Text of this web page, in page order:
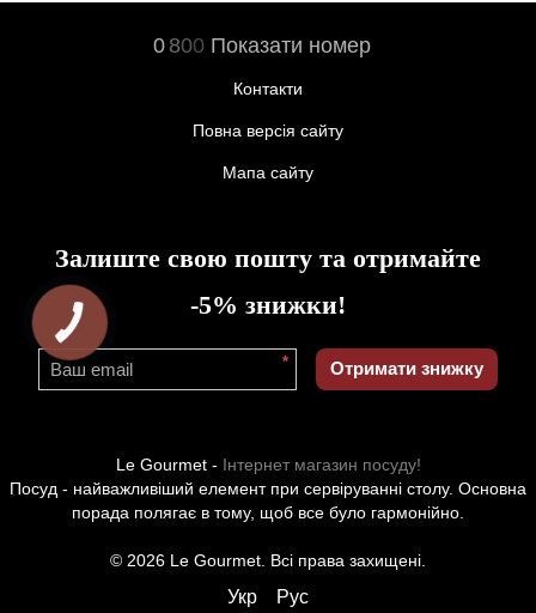
0 800 Показати номер
Контакти
Повна версія сайту
Мапа сайту
Залиште свою пошту та отримайте
-5% знижки!
* Отримати знижку
Le Gourmet - Інтернет магазин посуду!
Посуд - найважливіший елемент при сервіруванні столу. Основна
порада полягає в тому, щоб все було гармонійно.
© 2026 Le Gourmet. Всі права захищені.
Укр Рус